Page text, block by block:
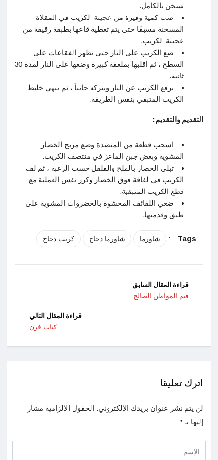
تسخن بالكامل.
صب كمية وفيرة من عجينة الكريب في المقلاة
المسخنة مسبقًا حتى يتم تغطية قاعها بطبقة رقيقة من
عجينة الكريب.
ضع الكريب على النار حتى تظهر الفقاعات على
السطح ، ثم اقلبها بملعقة كبيرة وضعها على النار لمدة 30
ثانية.
نرفع الكريب عن النار ونتركه جانباً ، ثم ننهي خليط
الكريب المتبقي بنفس الطريقة.
التقديم والتقديم:
اسحب قطعة من المنضدة وضع مزيج الخضار
المشوية وبعض جبن الماعز في منتصف الكريب.
تبلي الخضار بالملح والفلفل حسب الرغبة ، ثم لف
الكريب في لفافة فوق الخضار وكرر نفس العملية مع
قطع الكريب المتبقية.
ضعي اللفائف المحشوة بالخضروات المشوية على
طبق وقدميها.
Tags
: شاورما شاورما دجاج كريب دجاج
قراءة المقال السابق
قيم المواطن الصالح
قراءة المقال التالي
كباب فرن
اترك تعليقا
لن يتم نشر عنوان بريدك الإلكتروني. الحقول الإلزامية مشار
إليها بـ *